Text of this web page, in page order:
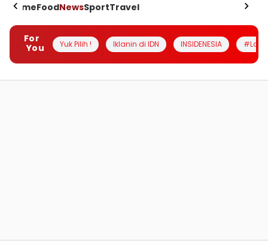
HomeFoodNewsSportTravel
For
You
Yuk Pilih ! Iklanin di IDN INSIDENESIA